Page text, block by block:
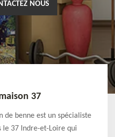
NOUS
37
de benne est un spécialiste
le 37 Indre-et-Loire qui